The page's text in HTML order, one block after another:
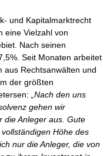
und Kapitalmarktrecht
eine Vielzahl von
Nach seinen
Seit Monaten arbeitet
aus Rechtsanwälten und
der größten
„Nach den uns
gehen wir
die Anleger aus. Gute
Höhe des
nur die Anleger, die von